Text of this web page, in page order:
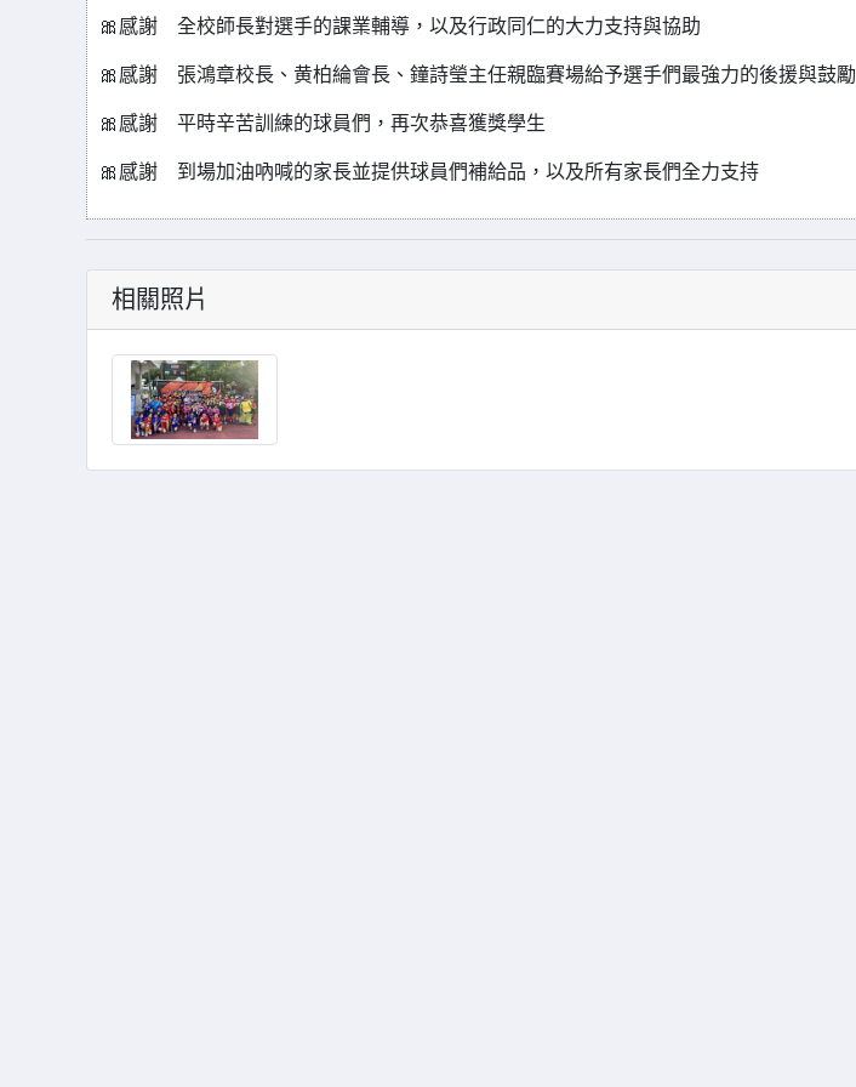
🎀感謝 全校師長對選手的課業輔導，以及行政同仁的大力支持與協助
🎀感謝 張鴻章校長、黄柏綸會長、鐘詩瑩主任親臨賽場給予選手們最強力的後援與鼓勵
🎀感謝 平時辛苦訓練的球員們，再次恭喜獲獎學生
🎀感謝 到場加油吶喊的家長並提供球員們補給品，以及所有家長們全力支持
相關照片